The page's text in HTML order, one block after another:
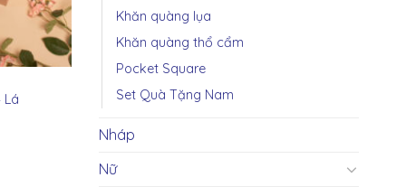
Lá
Khăn quàng lụa
Khăn quàng thổ cẩm
Pocket Square
Set Quà Tặng Nam
Nháp
Nữ